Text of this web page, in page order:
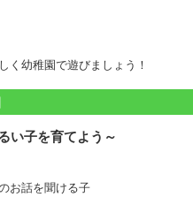
く幼稚園で遊びましょう！
い子を育てよう～
お話を聞ける子